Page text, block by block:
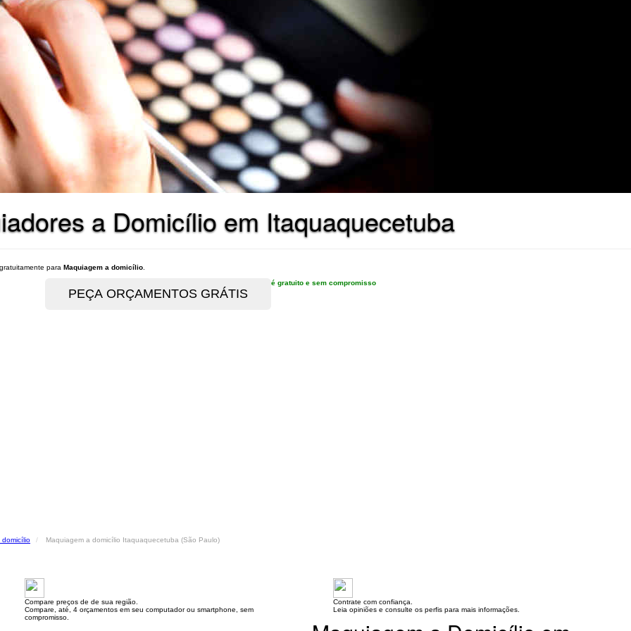
a Domicílio em Itaquaquecetuba
para Maquiagem a domicílio
é gratuito e sem compromisso
domicílio Maquiagem a domicílio Itaquaquecetuba (São Paulo)
Compare preços de de sua região.
Compare, até, 4 orçamentos em seu computador ou smartphone, sem
compromisso.
Contrate com confiança.
Leia opiniões e consulte os perfis para mais informações.